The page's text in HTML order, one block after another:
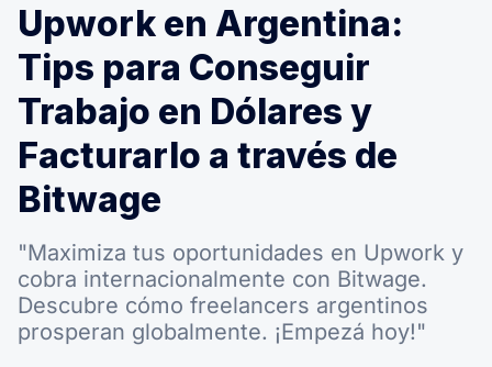
Upwork en Argentina:
Tips para Conseguir
Trabajo en Dólares y
Facturarlo a través de
Bitwage
"Maximiza tus oportunidades en Upwork y
cobra internacionalmente con Bitwage.
Descubre cómo freelancers argentinos
prosperan globalmente. ¡Empezá hoy!"